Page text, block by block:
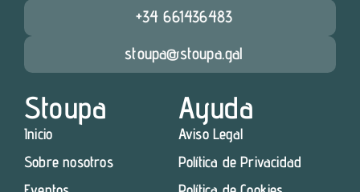
Stoupa
Inicio
Sobre nosotros
Ayuda
Aviso Legal
Política de Privacidad
+34 661436483
stoupa@stoupa.gal